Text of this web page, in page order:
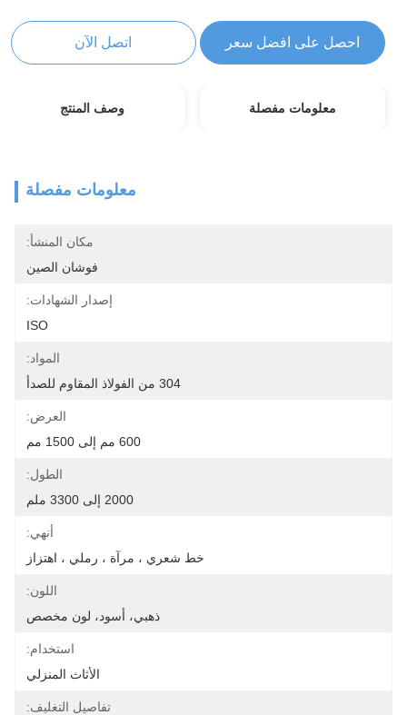
احصل على افضل سعر اتصل الآن
معلومات مفصلة وصف المنتج
معلومات مفصلة
مكان المنشأ:
فوشان الصين
إصدار الشهادات:
ISO
المواد:
304 من الفولاذ المقاوم للصدأ
العرض:
600 مم إلى 1500 مم
الطول:
2000 إلى 3300 ملم
أنهي:
خط شعري ، مرآة ، رملي ، اهتزاز
اللون:
ذهبي، أسود، لون مخصص
استخدام:
الأثاث المنزلي
تفاصيل التغليف: